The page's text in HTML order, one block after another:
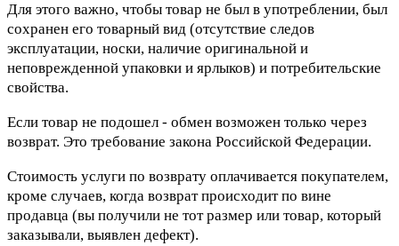
Для этого важно, чтобы товар не был в употреблении, был
сохранен его товарный вид (отсутствие следов
эксплуатации, носки, наличие оригинальной и
неповрежденной упаковки и ярлыков) и потребительские
свойства.
Если товар не подошел - обмен возможен только через
возврат. Это требование закона Российской Федерации.
Стоимость услуги по возврату оплачивается покупателем,
кроме случаев, когда возврат происходит по вине
продавца (вы получили не тот размер или товар, который
заказывали, выявлен дефект).